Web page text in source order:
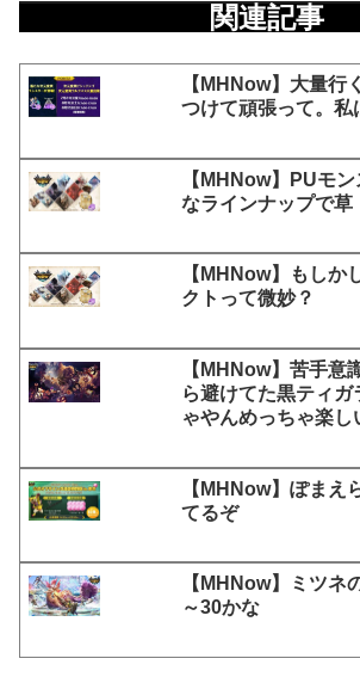
関連記事
【MHNow】大量行
つけて頑張って。私
【MHNow】PUモ
なラインナップで草
【MHNow】もしか
クトって微妙？
【MHNow】苦手意
ら避けてた黒ティガ
ゃやんめっちゃ楽し
【MHNow】ぽまえ
てるぞ
【MHNow】ミツネ
～30かな